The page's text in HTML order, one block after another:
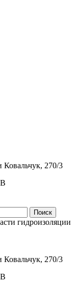
Ковальчук, 270/3
Поиск
гидроизоляции
Ковальчук, 270/3